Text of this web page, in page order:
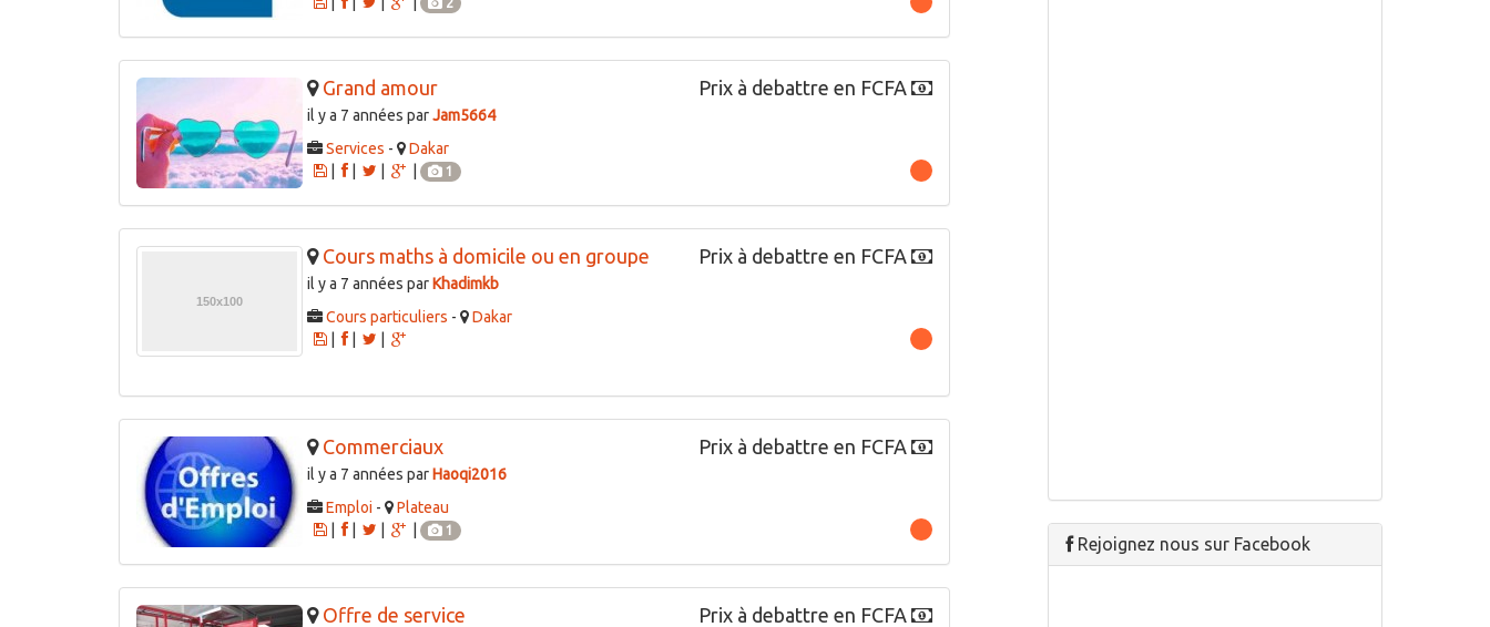
Grand amour Prix à debattre en FCFA
il y a 7 années parJam5664
Services -
Dakar
|
1
Cours maths à domicile ou en groupe Prix à debattre en FCFA
il y a 7 années parKhadimkb
Cours particuliers -
Dakar
|
Commerciaux Prix à debattre en FCFA
il y a 7 années parHaoqi2016
Emploi -
Plateau
|
1
Offre de service Prix à debattre en FCFA
Rejoignez nous sur Facebook